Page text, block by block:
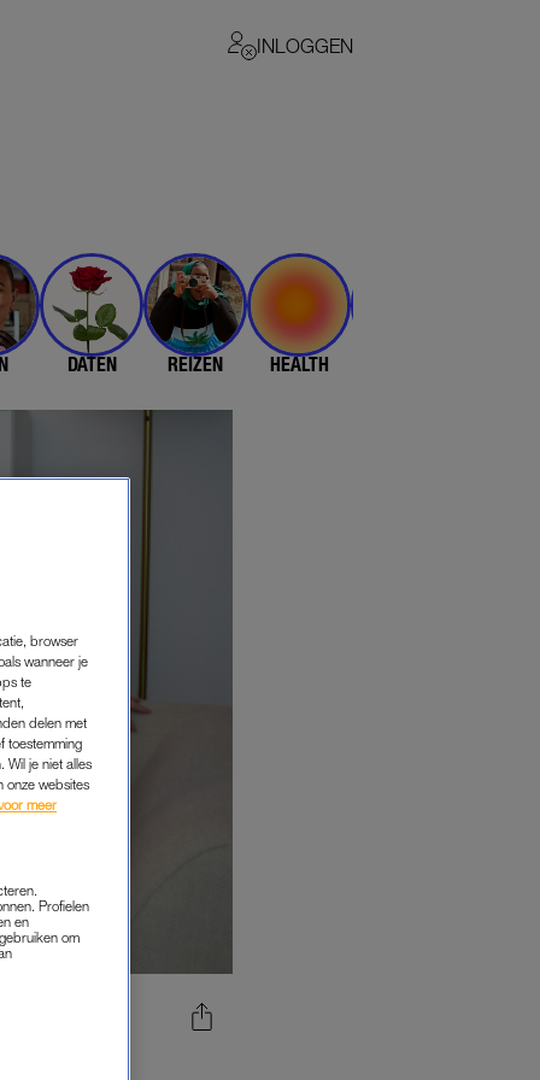
INLOGGEN
DATEN REIZEN HEALTH
browser
wanneer je
te
delen met
toestemming
Wil je niet alles
onze websites
meer
Profielen
en
om